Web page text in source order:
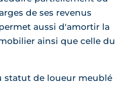
de ses revenus
aussi d'amortir la
ainsi que celle du
statut de loueur meublé